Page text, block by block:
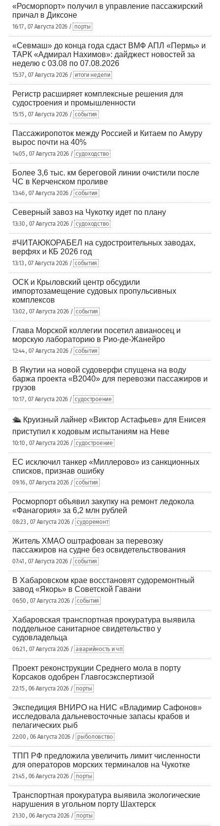
«Росморпорт» получил в управление пассажирский
причал в Диксоне
16:17 , 07 Августа 2026 / порты
«Севмаш» до конца года сдаст ВМФ АПЛ «Пермь» и
ТАРК «Адмирал Нахимов»: дайджест новостей за
неделю с 03.08 по 07.08.2026
15:37 , 07 Августа 2026 / итоги недели
Регистр расширяет комплексные решения для
судостроения и промышленности
15:15 , 07 Августа 2026 / события
Пассажиропоток между Россией и Китаем по Амуру
вырос почти на 40%
14:05 , 07 Августа 2026 / судоходство
Более 3,6 тыс. км береговой линии очистили после
ЧС в Керченском проливе
13:46 , 07 Августа 2026 / события
Северный завоз на Чукотку идет по плану
13:30 , 07 Августа 2026 / судоходство
#ЧИТАЮКОРАБЕЛ на судостроительных заводах,
верфях и КБ 2026 год
13:13 , 07 Августа 2026 / события
ОСК и Крыловский центр обсудили
импортозамещение судовых пропульсивных
комплексов
13:02 , 07 Августа 2026 / события
Глава Морской коллегии посетил авианосец и
морскую лабораторию в Рио-де-Жанейро
12:44 , 07 Августа 2026 / события
В Якутии на новой судоверфи спущена на воду
баржа проекта «В2040» для перевозки пассажиров и
грузов
10:17 , 07 Августа 2026 / судостроение
🛳️ Круизный лайнер «Виктор Астафьев» для Енисея
приступил к ходовым испытаниям на Неве
10:10 , 07 Августа 2026 / судостроение
ЕС исключил танкер «Миллерово» из санкционных
списков, признав ошибку
09:16 , 07 Августа 2026 / события
Росморпорт объявил закупку на ремонт ледокола
«Фанагория» за 6,2 млн рублей
08:23 , 07 Августа 2026 / судоремонт
Житель ХМАО оштрафован за перевозку
пассажиров на судне без освидетельствования
07:41 , 07 Августа 2026 / события
В Хабаровском крае восстановят судоремонтный
завод «Якорь» в Советской Гавани
06:50 , 07 Августа 2026 / события
Хабаровская транспортная прокуратура выявила
поддельное санитарное свидетельство у
судовладельца
06:21 , 07 Августа 2026 / аварийность и чп
Проект реконструкции Среднего мола в порту
Корсаков одобрен Главгосэкспертизой
22:15 , 06 Августа 2026 / порты
Экспедиция ВНИРО на НИС «Владимир Сафонов»
исследовала дальневосточные запасы крабов и
пелагических рыб
22:00 , 06 Августа 2026 / рыболовство
ТПП РФ предложила увеличить лимит численности
для операторов морских терминалов на Чукотке
21:45 , 06 Августа 2026 / порты
Транспортная прокуратура выявила экологические
нарушения в угольном порту Шахтерск
21:30 , 06 Августа 2026 / порты